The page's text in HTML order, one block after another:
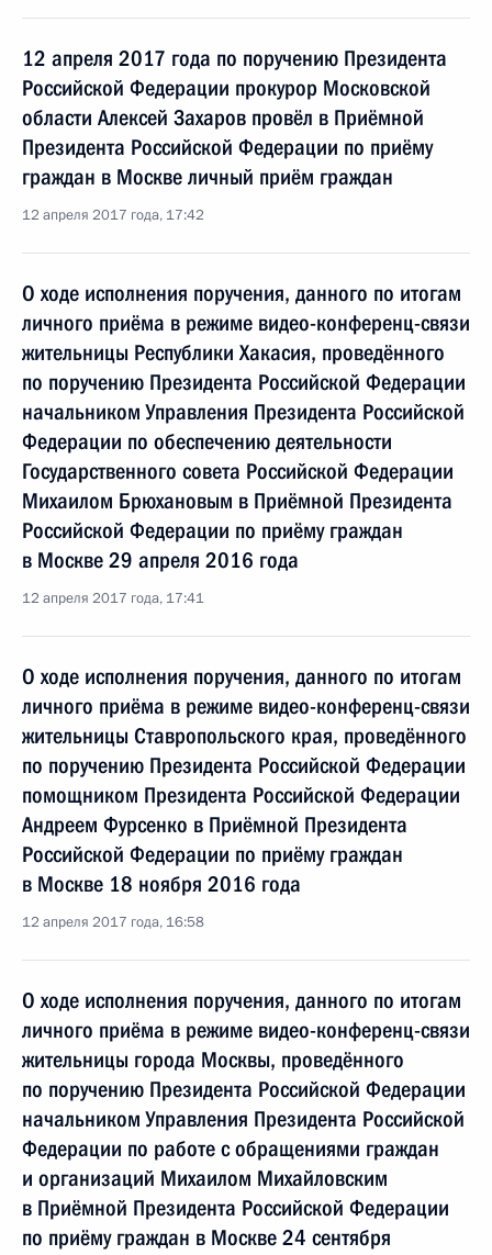
12 апреля 2017 года по поручению Президента
Российской Федерации прокурор Московской
области Алексей Захаров провёл в Приёмной
Президента Российской Федерации по приёму
граждан в Москве личный приём граждан
12 апреля 2017 года, 17:42
О ходе исполнения поручения, данного по итогам
личного приёма в режиме видео-конференц-связи
жительницы Республики Хакасия, проведённого
по поручению Президента Российской Федерации
начальником Управления Президента Российской
Федерации по обеспечению деятельности
Государственного совета Российской Федерации
Михаилом Брюхановым в Приёмной Президента
Российской Федерации по приёму граждан
в Москве 29 апреля 2016 года
12 апреля 2017 года, 17:41
О ходе исполнения поручения, данного по итогам
личного приёма в режиме видео-конференц-связи
жительницы Ставропольского края, проведённого
по поручению Президента Российской Федерации
помощником Президента Российской Федерации
Андреем Фурсенко в Приёмной Президента
Российской Федерации по приёму граждан
в Москве 18 ноября 2016 года
12 апреля 2017 года, 16:58
О ходе исполнения поручения, данного по итогам
личного приёма в режиме видео-конференц-связи
жительницы города Москвы, проведённого
по поручению Президента Российской Федерации
начальником Управления Президента Российской
Федерации по работе с обращениями граждан
и организаций Михаилом Михайловским
в Приёмной Президента Российской Федерации
по приёму граждан в Москве 24 сентября